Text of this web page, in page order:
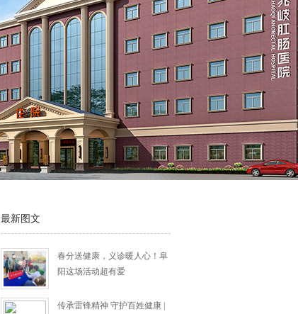
最新图文
春分送健康，义诊暖人心！阜
阳这场活动超有爱
传承雷锋精神 守护百姓健康 |